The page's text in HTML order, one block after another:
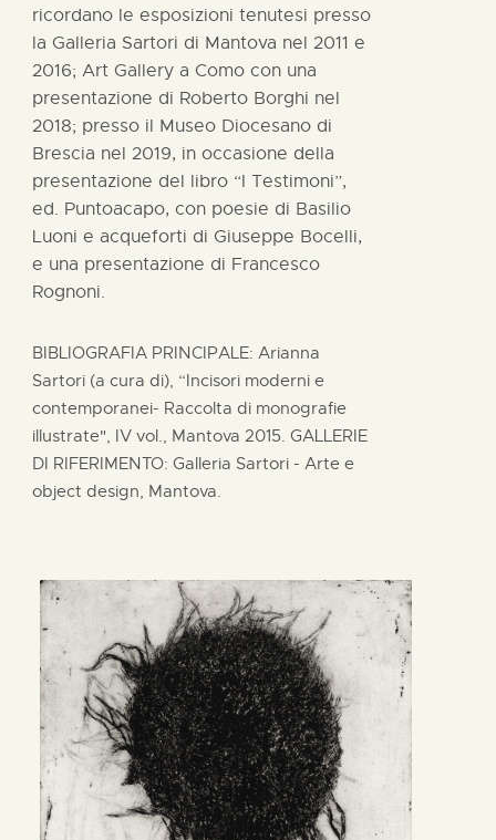
ricordano le esposizioni tenutesi presso
la Galleria Sartori di Mantova nel 2011 e
2016; Art Gallery a Como con una
presentazione di Roberto Borghi nel
2018; presso il Museo Diocesano di
Brescia nel 2019, in occasione della
presentazione del libro “I Testimoni”,
ed. Puntoacapo, con poesie di Basilio
Luoni e acqueforti di Giuseppe Bocelli,
e una presentazione di Francesco
Rognoni.
BIBLIOGRAFIA PRINCIPALE: Arianna
Sartori (a cura di), “Incisori moderni e
contemporanei- Raccolta di monografie
illustrate", IV vol., Mantova 2015. GALLERIE
DI RIFERIMENTO: Galleria Sartori - Arte e
object design, Mantova.